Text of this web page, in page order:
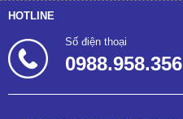
HOTLINE
Số điện thoại
0988.958.356